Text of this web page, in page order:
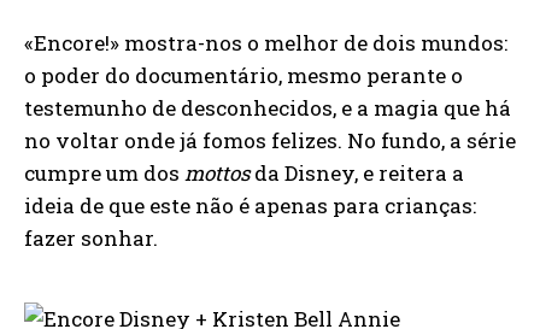
«Encore!» mostra-nos o melhor de dois mundos:
o poder do documentário, mesmo perante o
testemunho de desconhecidos, e a magia que há
no voltar onde já fomos felizes. No fundo, a série
cumpre um dos mottosda Disney, e reitera a
ideia de que este não é apenas para crianças:
fazer sonhar.